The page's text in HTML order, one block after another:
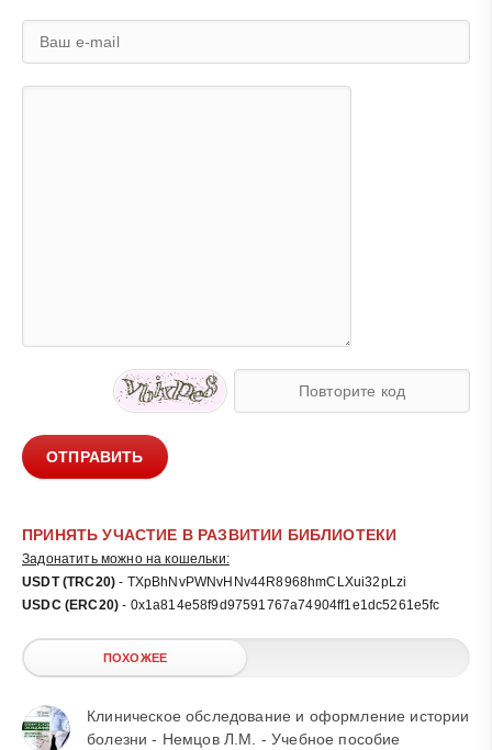
ОТПРАВИТЬ
ПРИНЯТЬ УЧАСТИЕ В РАЗВИТИИ БИБЛИОТЕКИ
Задонатить можно на кошельки:
USDT (TRC20) - TXpBhNvPWNvHNv44R8968hmCLXui32pLzi
USDC (ERC20) - 0x1a814e58f9d97591767a74904ff1e1dc5261e5fc
ПОХОЖЕЕ
Клиническое обследование и оформление истории
болезни - Немцов Л.М. - Учебное пособие